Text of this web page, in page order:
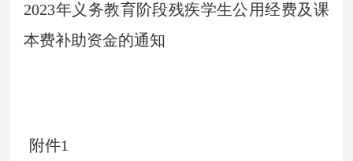
2023年义务教育阶段残疾学生公用经费及课
本费补助资金的通知
附件1